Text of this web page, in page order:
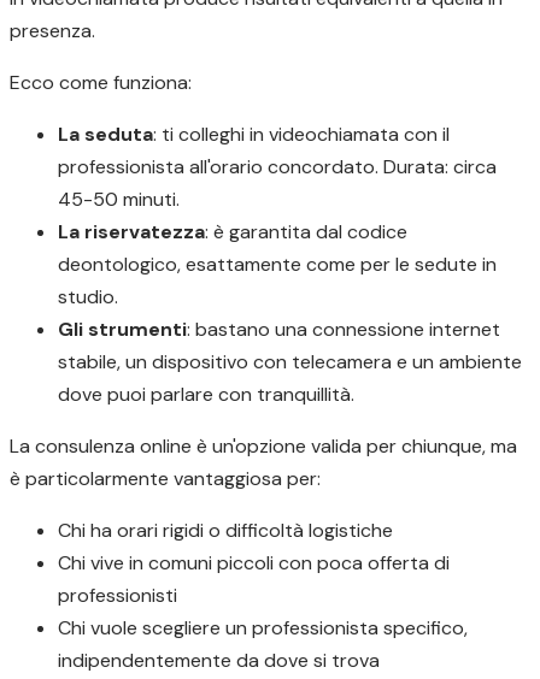
presenza.
Ecco come funziona:
La seduta: ti colleghi in videochiamata con il
professionista all'orario concordato. Durata: circa
45-50 minuti.
La riservatezza: è garantita dal codice
deontologico, esattamente come per le sedute in
studio.
Gli strumenti: bastano una connessione internet
stabile, un dispositivo con telecamera e un ambiente
dove puoi parlare con tranquillità.
La consulenza online è un'opzione valida per chiunque, ma
è particolarmente vantaggiosa per:
Chi ha orari rigidi o difficoltà logistiche
Chi vive in comuni piccoli con poca offerta di
professionisti
Chi vuole scegliere un professionista specifico,
indipendentemente da dove si trova